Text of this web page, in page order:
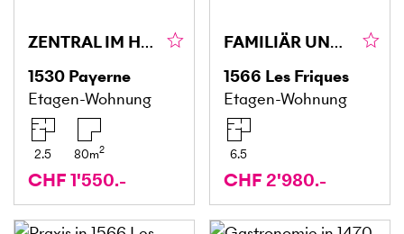
ZENTRAL IM HERZEN DER STADT
1530 Payerne
Etagen-Wohnung
2.5 80m2
CHF 1'550.-
FAMILIÄR UND RUHIG
1566 Les Friques
Etagen-Wohnung
6.5
CHF 2'980.-